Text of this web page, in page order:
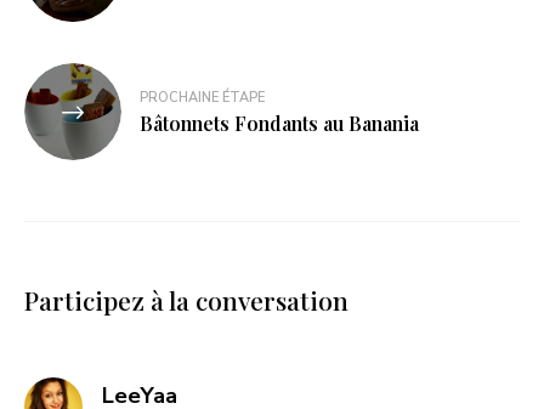
PROCHAINE ÉTAPE
Bâtonnets Fondants au Banania
Participez à la conversation
LeeYaa